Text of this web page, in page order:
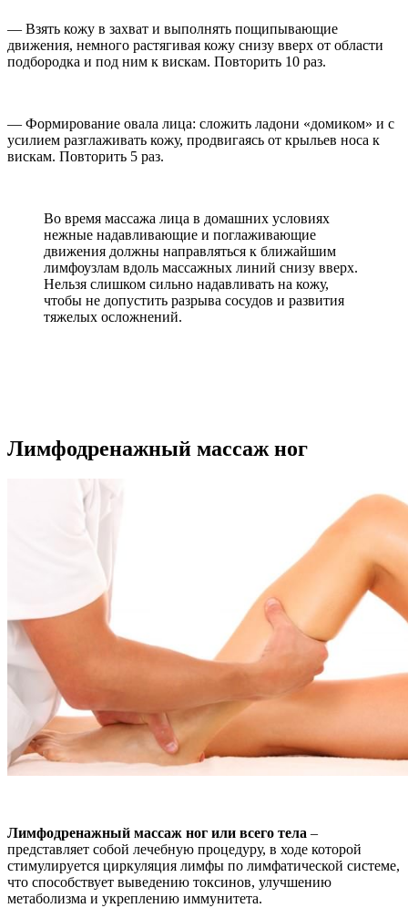
— Взять кожу в захват и выполнять пощипывающие
движения, немного растягивая кожу снизу вверх от области
подбородка и под ним к вискам. Повторить 10 раз.
— Формирование овала лица: сложить ладони «домиком» и с
усилием разглаживать кожу, продвигаясь от крыльев носа к
вискам. Повторить 5 раз.
Во время массажа лица в домашних условиях
нежные надавливающие и поглаживающие
движения должны направляться к ближайшим
лимфоузлам вдоль массажных линий снизу вверх.
Нельзя слишком сильно надавливать на кожу,
чтобы не допустить разрыва сосудов и развития
тяжелых осложнений.
Лимфодренажный массаж ног
Лимфодренажный массаж ног или всего тела –
представляет собой лечебную процедуру, в ходе которой
стимулируется циркуляция лимфы по лимфатической системе,
что способствует выведению токсинов, улучшению
метаболизма и укреплению иммунитета.